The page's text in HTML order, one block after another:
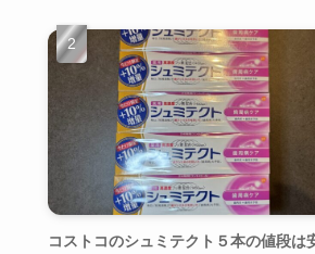
コストコのシュミテクト５本の値段は